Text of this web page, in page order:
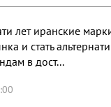
лет иранские
и стать
в дост...